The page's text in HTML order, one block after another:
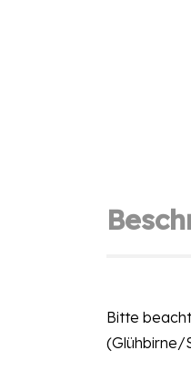
Bitte
(Glühbirne/